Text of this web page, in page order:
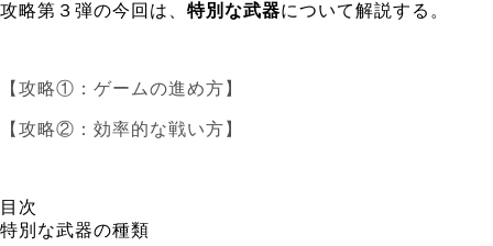
攻略第３弾の今回は、 特別な武器について解説する。
【攻略①：ゲームの進め方】
【攻略②：効率的な戦い方】
目次
特別な武器の種類